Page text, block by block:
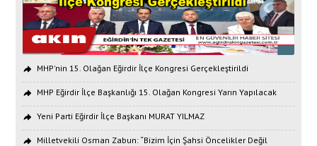
MHP'nin 15. Olağan Eğirdir İlçe Kongresi Gerçekleştirildi
MHP Eğirdir İlçe Başkanlığı 15. Olağan Kongresi Yarın Yapılacak
Yeni Parti Eğirdir İlçe Başkanı MURAT YILMAZ
Milletvekili Osman Zabun: “Bizim İçin Şahsi Öncelikler Değil